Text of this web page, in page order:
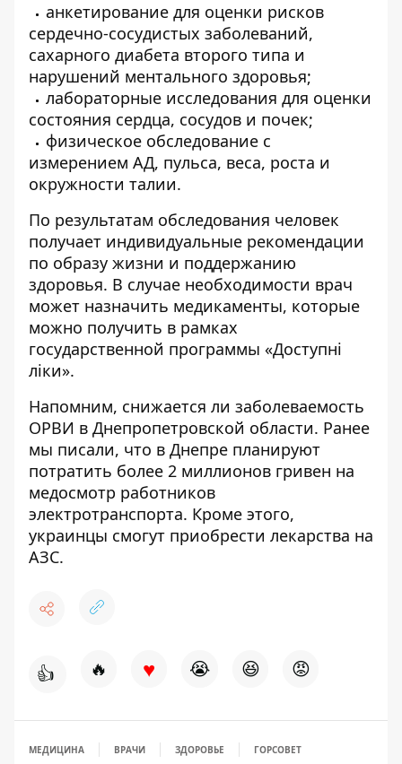
анкетирование для оценки рисков
сердечно-сосудистых заболеваний,
сахарного диабета второго типа и
нарушений ментального здоровья;
лабораторные исследования для оценки
состояния сердца, сосудов и почек;
физическое обследование с
измерением АД, пульса, веса, роста и
окружности талии.
По результатам обследования человек
получает индивидуальные рекомендации
по образу жизни и поддержанию
здоровья. В случае необходимости врач
может назначить медикаменты, которые
можно получить в рамках
государственной программы «Доступні
ліки».
Напомним, снижается ли заболеваемость
ОРВИ в Днепропетровской области. Ранее
мы писали, что в Днепре планируют
потратить более 2 миллионов гривен на
медосмотр работников
электротранспорта. Кроме этого,
украинцы смогут приобрести лекарства на
АЗС.
👍 🔥 ♥ 😭 😆 😡
МЕДИЦИНА ВРАЧИ ЗДОРОВЬЕ ГОРСОВЕТ